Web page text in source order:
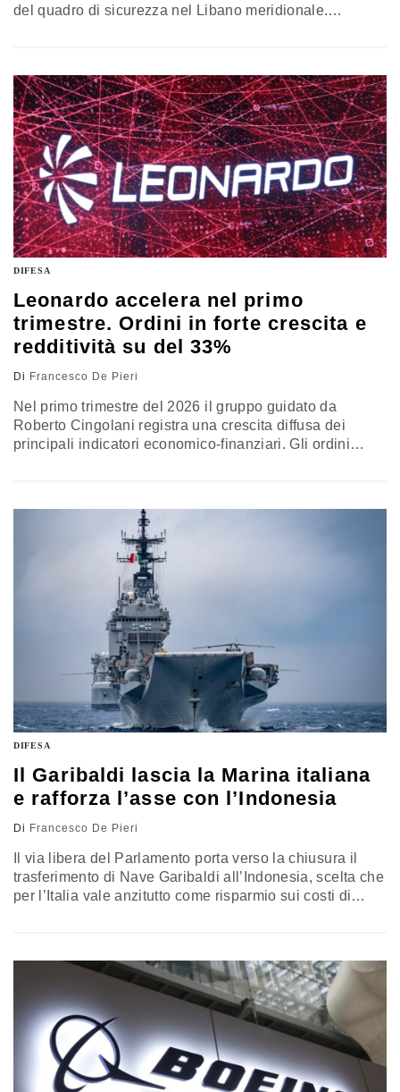
del quadro di sicurezza nel Libano meridionale.
non saranno chiarite, resta sospeso il giudizio sulla
portata reale dell’accaduto per la missione italiana
DIFESA
Leonardo accelera nel primo
trimestre. Ordini in forte crescita e
redditività su del 33%
Di Francesco De Pieri
Nel primo trimestre del 2026 il gruppo guidato da
Roberto Cingolani registra una crescita diffusa dei
principali indicatori economico-finanziari. Gli ordini
il posizionamento di Leonardo nella difesa terrestre
DIFESA
Il Garibaldi lascia la Marina italiana
e rafforza l’asse con l’Indonesia
Di Francesco De Pieri
Il via libera del Parlamento porta verso la chiusura il
trasferimento di Nave Garibaldi all’Indonesia, scelta che
per l’Italia vale anzitutto come risparmio sui costi di
contribuire ad aprire nuovi spazi per la cooperazione
industriale nel settore della difesa